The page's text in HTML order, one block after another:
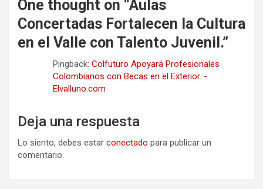
One thought on “Aulas
Concertadas Fortalecen la Cultura
en el Valle con Talento Juvenil.”
Pingback: Colfuturo Apoyará Profesionales
Colombianos con Becas en el Exterior. -
Elvalluno.com
Deja una respuesta
Lo siento, debes estar conectado para publicar un
comentario.